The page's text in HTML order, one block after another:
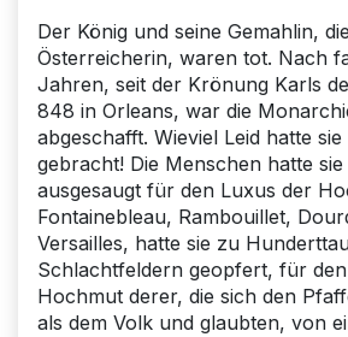
Der König und seine Gemahlin,
Österreicherin, waren tot. Nach
Jahren, seit der Krönung Karls
848 in Orleans, war die
abgeschafft. Wieviel Leid hatte
gebracht! Die Menschen hatte
ausgesaugt für den Luxus der
Fontainebleau, Rambouillet,
Versailles, hatte sie zu
Schlachtfeldern geopfert, für
Hochmut derer, die sich den
als dem Volk und glaubten, von